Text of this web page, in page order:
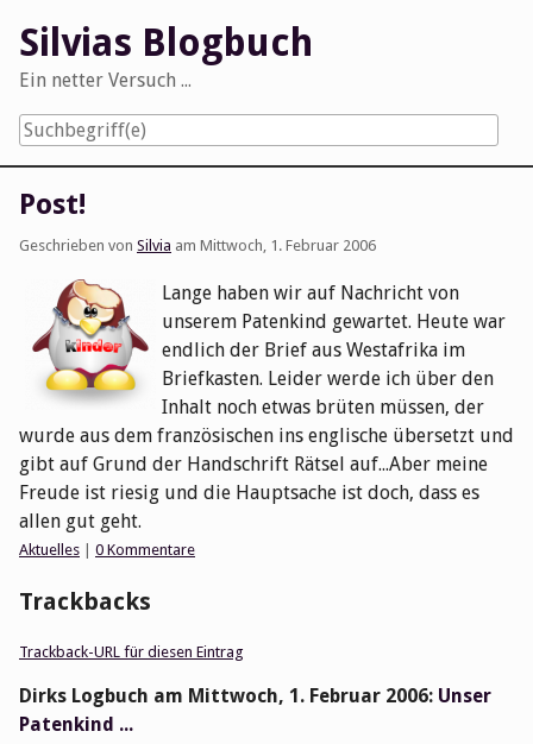
content
Silvias Blogbuch
Ein netter Versuch ...
Post!
Geschrieben von Silvia am Mittwoch, 1. Februar 2006
Lange haben wir auf Nachricht von
unserem Patenkind gewartet. Heute war
endlich der Brief aus Westafrika im
Briefkasten. Leider werde ich über den
Inhalt noch etwas brüten müssen, der
wurde aus dem französischen ins englische übersetzt und
gibt auf Grund der Handschrift Rätsel auf...Aber meine
Freude ist riesig und die Hauptsache ist doch, dass es
allen gut geht.
Kategorien:
Aktuelles 0 Kommentare
Trackbacks
Trackback-URL für diesen Eintrag
Dirks Logbuch am Mittwoch, 1. Februar 2006: Unser
Patenkind ...